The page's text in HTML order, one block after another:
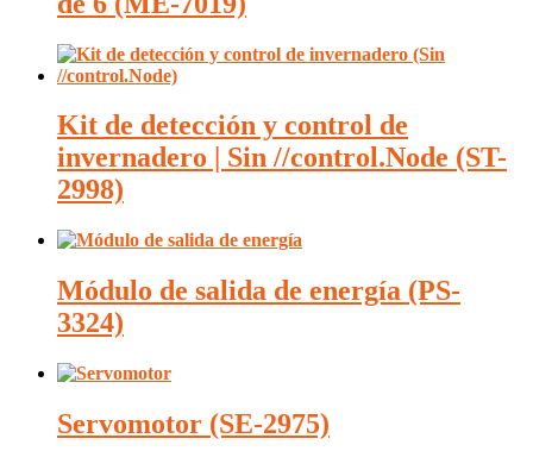
Kit de detección y control de
invernadero | Sin //control.Node (ST-
2998)
Módulo de salida de energía (PS-
3324)
Servomotor (SE-2975)